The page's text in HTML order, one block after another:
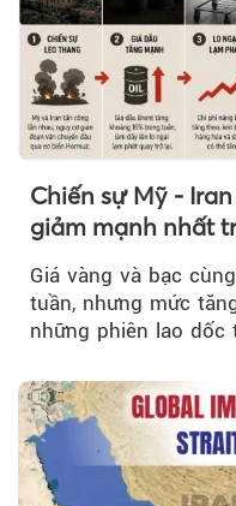
Chiến sự Mỹ -
giảm mạnh nhất
Giá vàng và bạc
tuần, nhưng mức
những phiên lao dốc